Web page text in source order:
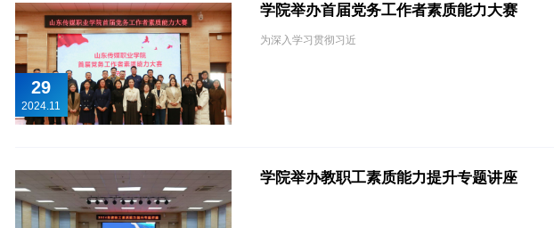
29
2024.11
学院举办首届党务工作者素质能力大赛
为深入学习贯彻习近
学院举办教职工素质能力提升专题讲座